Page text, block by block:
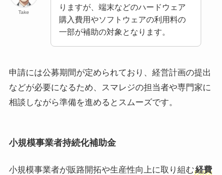
Take
りますが、端末などのハードウェア
購入費用やソフトウェアの利用料の
一部が補助の対象となります。
申請には公募期間が定められており、経営計画の提出
などが必要になるため、スマレジの担当者や専門家に
相談しながら準備を進めるとスムーズです。
小規模事業者持続化補助金
小規模事業者が販路開拓や生産性向上に取り組む経費